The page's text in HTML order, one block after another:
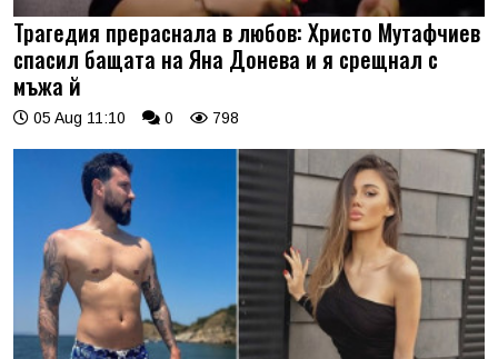
Трагедия прераснала в любов: Христо Мутафчиев
спасил бащата на Яна Донева и я срещнал с
мъжа й
05 Aug 11:10 0 798